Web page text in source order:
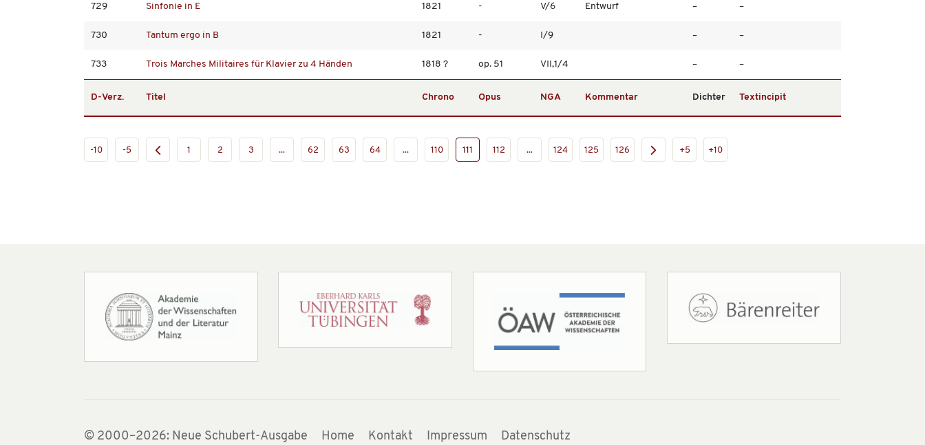
729 Sinfonie in E 1821 - V/6 Entwurf – –
730 Tantum ergo in B 1821 - I/9 – –
733 Trois Marches Militaires für Klavier zu 4 Händen 1818 ? op. 51 VII,1/4 – –
D-Verz. Titel Chrono Opus NGA Kommentar Dichter Textincipit
-10 -5 1 2 3 ... 62 63 64 ... 110 111 112 ... 124 125 126 +5 +10
© 2000–2026: Neue Schubert-Ausgabe Home Kontakt Impressum Datenschutz